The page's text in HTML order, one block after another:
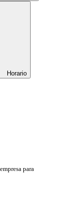
Horario
para